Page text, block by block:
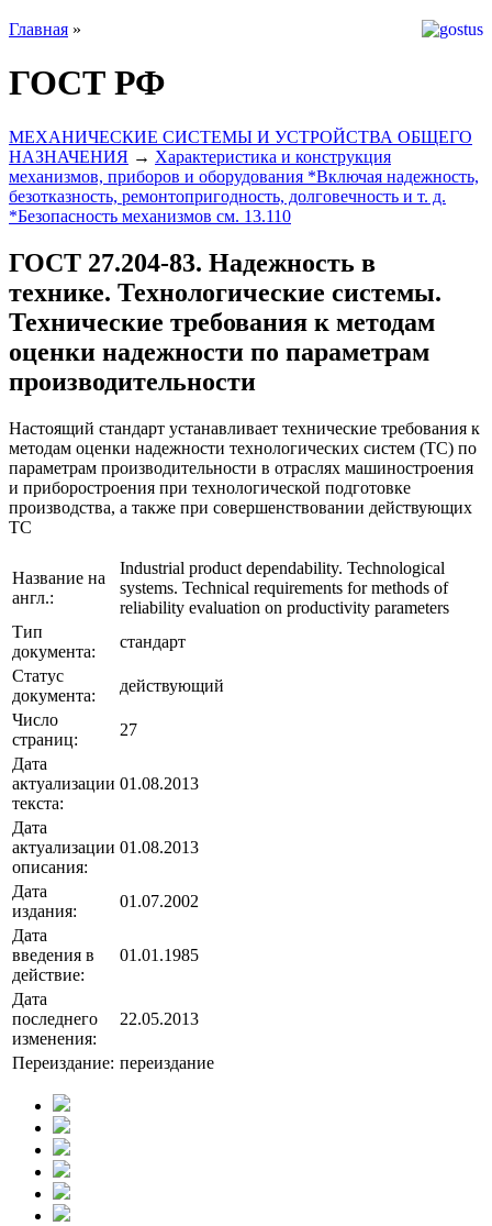
Главная »
ГОСТ РФ
МЕХАНИЧЕСКИЕ СИСТЕМЫ И УСТРОЙСТВА ОБЩЕГО
НАЗНАЧЕНИЯ → Характеристика и конструкция
механизмов, приборов и оборудования *Включая надежность,
безотказность, ремонтопригодность, долговечность и т. д.
*Безопасность механизмов см. 13.110
ГОСТ 27.204-83. Надежность в
технике. Технологические системы.
Технические требования к методам
оценки надежности по параметрам
производительности
Настоящий стандарт устанавливает технические требования к
методам оценки надежности технологических систем (ТС) по
параметрам производительности в отраслях машиностроения
и приборостроения при технологической подготовке
производства, а также при совершенствовании действующих
ТС
Название на
англ.:
Industrial product dependability. Technological
systems. Technical requirements for methods of
reliability evaluation on productivity parameters
Тип
документа:
стандарт
Статус
документа:
действующий
Число
страниц:
27
Дата
актуализации
текста:
01.08.2013
Дата
актуализации
описания:
01.08.2013
Дата
издания:
01.07.2002
Дата
введения в
действие:
01.01.1985
Дата
последнего
изменения:
22.05.2013
Переиздание: переиздание